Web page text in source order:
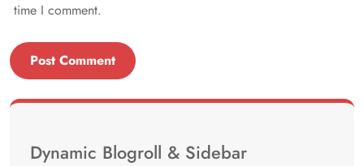
time I comment.
Dynamic Blogroll & Sidebar